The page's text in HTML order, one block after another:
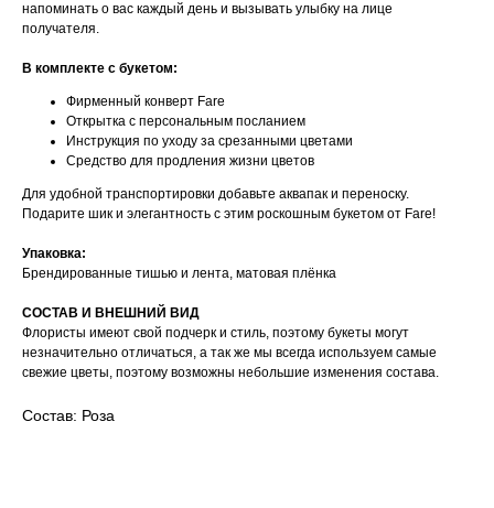
напоминать о вас каждый день и вызывать улыбку на лице
получателя.
В комплекте с букетом:
Фирменный конверт Fare
Открытка с персональным посланием
Инструкция по уходу за срезанными цветами
Средство для продления жизни цветов
Для удобной транспортировки добавьте аквапак и переноску.
Подарите шик и элегантность с этим роскошным букетом от Fare!
Упаковка:
Брендированные тишью и лента, матовая плёнка
CОСТАВ И ВНЕШНИЙ ВИД
Флористы имеют свой подчерк и стиль, поэтому букеты могут
незначительно отличаться, а так же мы всегда используем самые
свежие цветы, поэтому возможны небольшие изменения состава.
Состав: Роза